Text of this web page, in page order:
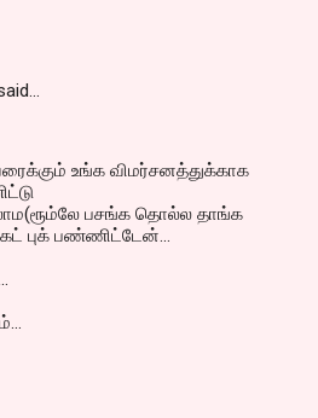
உங்க விமர்சனத்துக்காக
பசங்க தொல்ல தாங்க
புக் பண்ணிட்டேன்...